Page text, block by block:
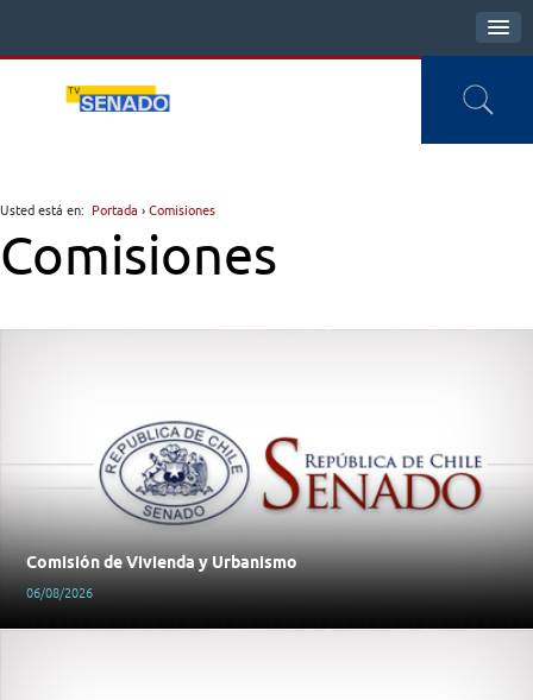
Usted está en: Portada › Comisiones
Comisiones
Comisión de Vivienda y Urbanismo
06/08/2026